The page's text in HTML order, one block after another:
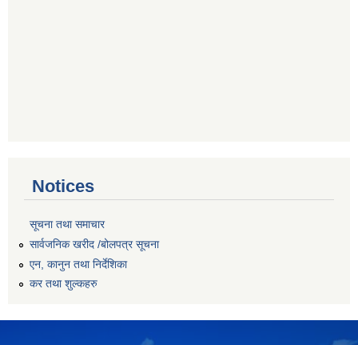
Notices
सूचना तथा समाचार
सार्वजनिक खरीद /बोलपत्र सूचना
एन, कानुन तथा निर्देशिका
कर तथा शुल्कहरु